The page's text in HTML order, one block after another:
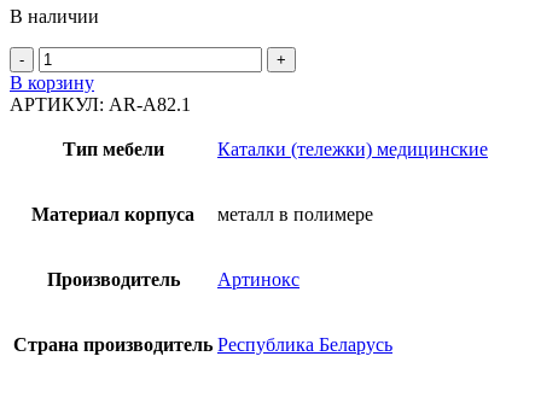
В наличии
Количество
товара
Каталка
гидравлическая
В корзину
АРТИКУЛ: AR-A82.1
Тип мебели Каталки (тележки) медицинские
Материал корпуса металл в полимере
Производитель Артинокс
Страна производитель Республика Беларусь